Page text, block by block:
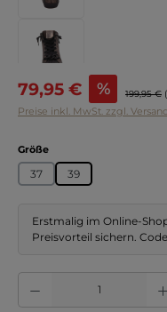
Verkaufspreis:
79,95 € % 199,95 €
Preise inkl. MwSt. zzgl.
Größeauswählen
37 39
Erstmalig im Online-
Preisvorteil sichern. Code
Produkt Anzahl: Gib den